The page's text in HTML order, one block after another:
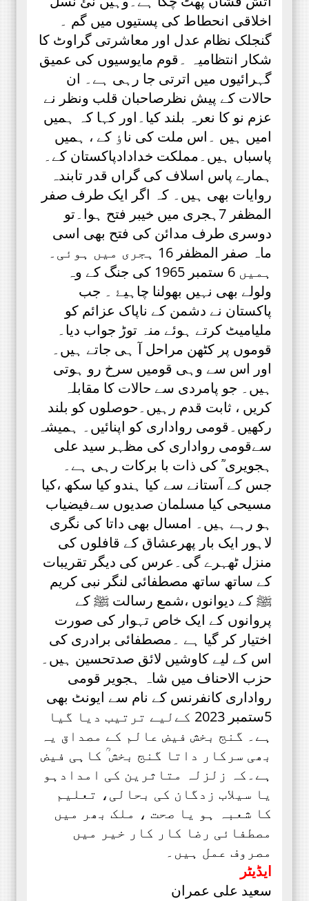
اخلاقی انحطاط کی پستیوں میں گم ۔
گنجلک نظام عدل اور معاشرتی گراوٹ کا
شکار انتظامیہ ۔قوم مایوسیوں کی عمیق
گہرائیوں میں اترتی جا رہی ہے۔ ان
حالات کے پیش نظرصاحبان قلب ونظر نے
عزم نو کا نعرہ بلند کیا۔اور کہا کہ ہمیں
امیں ہیں ۔اس ملت کی ناٶ کے ، ہمیں
پاسباں ہیں۔مملکت خدادادپاکستان کے۔
ہمارے پاس اسلاف کی گراں قدر تابندہ
روایات بھی ہیں۔ کہ اگر ایک طرف صفر
المظفر 7ہجری میں خیبر فتح ہوا۔تو
دوسری طرف مدائن کی فتح بھی اسی
ماہ صفر المظفر 16 ہجری میں ہوئی۔
ہمیں 6 ستمبر 1965 کی جنگ کے وہ
ولولے بھی نہیں بھولنا چاہیۓ ۔ جب
پاکستان نے دشمن کے ناپاک عزائم کو
ملیامیٹ کرتے ہوئے منہ توڑ جواب دیا۔
قوموں پر کٹھن مراحل آ ہی جاتے ہیں۔
اور اس سے وہی قومیں سرخ رو ہوتی
ہیں۔ جو پامردی سے حالات کا مقابلہ
کریں ، ثابت قدم رہیں۔حوصلوں کو بلند
رکھیں۔قومی رواداری کو اپنائیں۔ ہمیشہ
سےقومی رواداری کی مظہر سید علی
ہجویری ؒ کی ذات با برکات رہی ہے۔
جس کے آستانے سے کیا ہندو کیا سکھ ،کیا
مسیحی کیا مسلمان صدیوں سےفیضیاب
ہو رہے ہیں۔ امسال بھی داتا کی نگری
لاہور ایک بار پھرعشاق کے قافلوں کی
منزل ٹھہرے گی۔عرس کی دیگر تقریبات
کے ساتھ ساتھ مصطفائی لنگر نبی کریم
ﷺ کے دیوانوں ،شمع رسالت ﷺ کے
پروانوں کے ایک خاص تہوار کی صورت
اختیار کر گیا ہے ۔مصطفائی برادری کی
اس کے لیے کاوشیں لائق صدتحسین ہیں۔
حزب الاحناف میں شاہ ہجویر قومی
رواداری کانفرنس کے نام سے ایونٹ بھی
5ستمبر 2023 کےلیے ترتیب دیا گیا
ہے۔ گنج بخش فیض عالم کے مصداق یہ
بھی سرکار داتا گنج بخش ؒ کاہی فیض
ہے۔کہ زلزلہ متاثرین کی امدادہو
یا سیلاب زدگان کی بحالی، تعلیم
کا شعبہ ہو یا صحت ، ملک بھر میں
مصطفائی رضا کار کار خیر میں
مصروف عمل ہیں۔
ایڈیٹر
سعید علی عمران